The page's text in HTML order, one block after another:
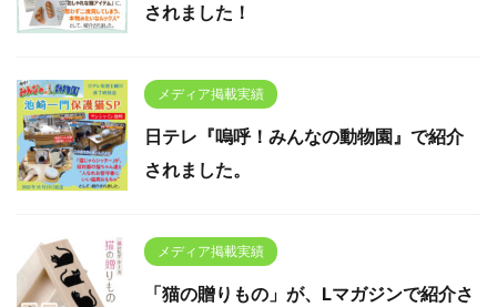
されました！
メディア掲載実績
日テレ『嗚呼！みんなの動物園』で紹介
されました。
メディア掲載実績
「猫の贈りもの」が、Lマガジンで紹介さ